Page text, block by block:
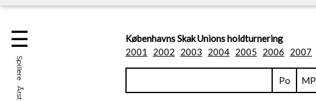
☰
Københavns Skak Unions holdturnering
2001
2002 2003 2004 2005 2006 2007
Po MP